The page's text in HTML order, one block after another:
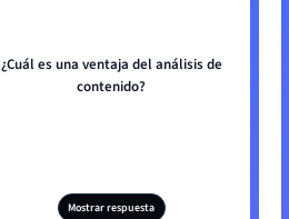
¿Cuál es una ventaja del análisis de
contenido?
Mostrar respuesta